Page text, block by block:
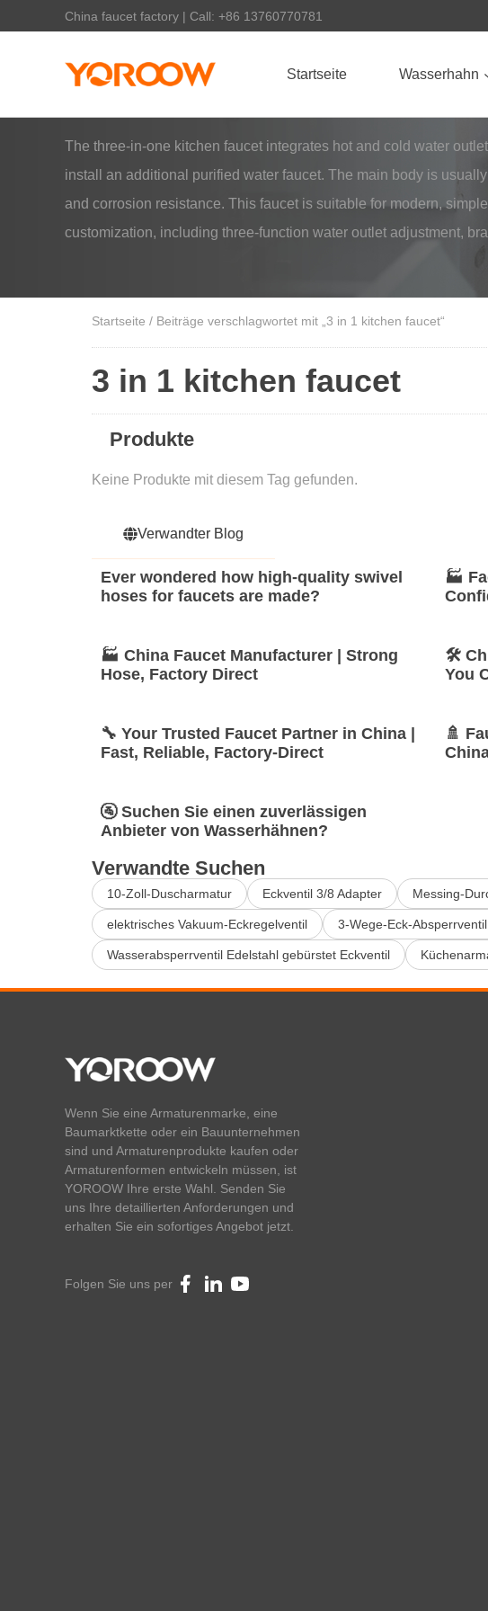
China faucet factory | Call: +86 13760770781
Startseite Wasserhahn
The three-in-one kitchen faucet integrates hot and cold water
install an additional purified water faucet. The main body is
and corrosion resistance. This faucet is suitable for modern,
customization, including three-function water outlet adjustment,
Startseite / Beiträge verschlagwortet mit „3 in 1 kitchen faucet“
3 in 1 kitchen faucet
Produkte
Keine Produkte mit diesem Tag gefunden.
Verwandter Blog
Ever wondered how high-quality swivel
hoses for faucets are made?
🏭
🏭 China Faucet Manufacturer | Strong
Hose, Factory Direct
🛠
You
🔧 Your Trusted Faucet Partner in China |
Fast, Reliable, Factory-Direct
🚿
🚰 Suchen Sie einen zuverlässigen
Anbieter von Wasserhähnen?
Verwandte Suchen
10-Zoll-Duscharmatur Eckventil 3/8 Adapter Messing-
elektrisches Vakuum-Eckregelventil 3-Wege-Eck-Absperrventil
Wasserabsperrventil Edelstahl gebürstet Eckventil
Wenn Sie eine Armaturenmarke, eine
Baumarktkette oder ein Bauunternehmen
sind und Armaturenprodukte kaufen oder
Armaturenformen entwickeln müssen, ist
YOROOW Ihre erste Wahl. Senden Sie
uns Ihre detaillierten Anforderungen und
erhalten Sie ein sofortiges Angebot jetzt.
Folgen Sie uns per